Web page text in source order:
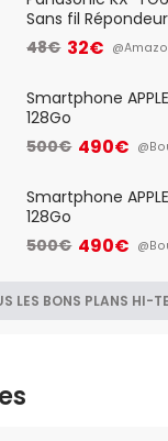
Sans fil
Française]
48€ 32€
Smartphone
128Go
500€ 490€
Smartphone
128Go
500€ 490€
LES BONS PLANS HI-